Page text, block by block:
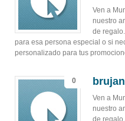
Ven a
nuestro
de
para esa persona especial o si
personalizado para tus
0
Ven a
nuestro
de